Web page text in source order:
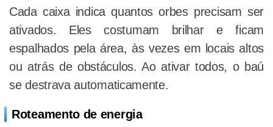
Cada caixa indica quantos orbes precisam ser
ativados. Eles costumam brilhar e ficam
espalhados pela área, às vezes em locais altos
ou atrás de obstáculos. Ao ativar todos, o baú
se destrava automaticamente.
Roteamento de energia